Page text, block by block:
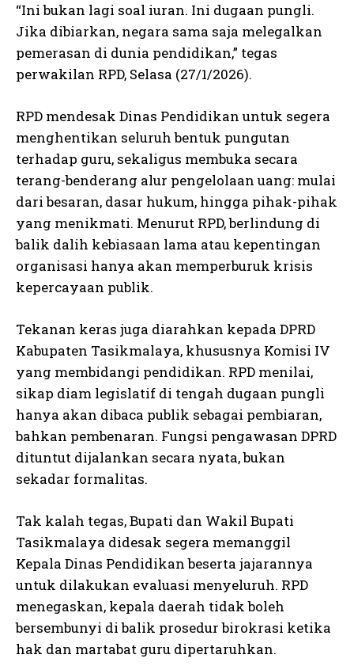
“Ini bukan lagi soal iuran. Ini dugaan pungli.
Jika dibiarkan, negara sama saja melegalkan
pemerasan di dunia pendidikan,” tegas
perwakilan RPD, Selasa (27/1/2026).
RPD mendesak Dinas Pendidikan untuk segera
menghentikan seluruh bentuk pungutan
terhadap guru, sekaligus membuka secara
terang-benderang alur pengelolaan uang: mulai
dari besaran, dasar hukum, hingga pihak-pihak
yang menikmati. Menurut RPD, berlindung di
balik dalih kebiasaan lama atau kepentingan
organisasi hanya akan memperburuk krisis
kepercayaan publik.
Tekanan keras juga diarahkan kepada DPRD
Kabupaten Tasikmalaya, khususnya Komisi IV
yang membidangi pendidikan. RPD menilai,
sikap diam legislatif di tengah dugaan pungli
hanya akan dibaca publik sebagai pembiaran,
bahkan pembenaran. Fungsi pengawasan DPRD
dituntut dijalankan secara nyata, bukan
sekadar formalitas.
Tak kalah tegas, Bupati dan Wakil Bupati
Tasikmalaya didesak segera memanggil
Kepala Dinas Pendidikan beserta jajarannya
untuk dilakukan evaluasi menyeluruh. RPD
menegaskan, kepala daerah tidak boleh
bersembunyi di balik prosedur birokrasi ketika
hak dan martabat guru dipertaruhkan.